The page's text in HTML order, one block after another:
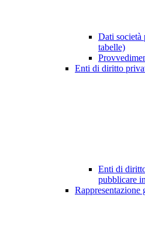
Dati società
tabelle)
Enti di diritto
Enti di
pubblicare
Rappresentazione